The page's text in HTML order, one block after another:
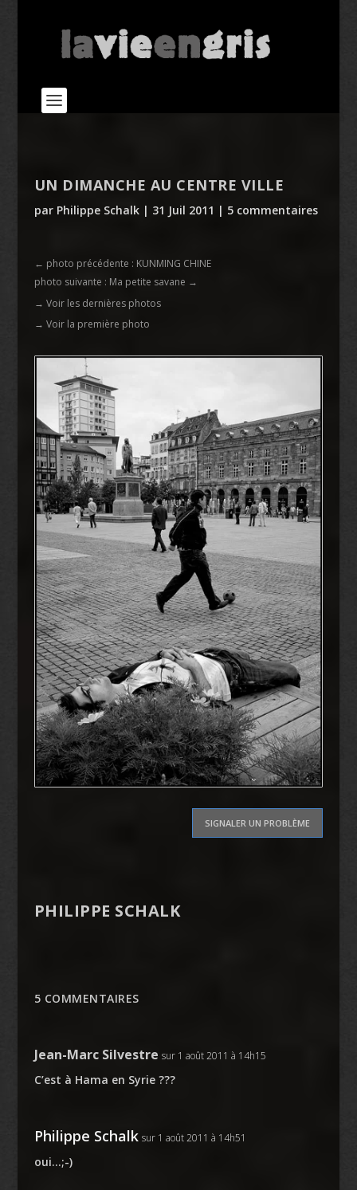
UN DIMANCHE AU CENTRE VILLE
par Philippe Schalk| 31 Juil 2011 | 5 commentaires
← photo précédente : KUNMING CHINE
photo suivante : Ma petite savane →
→ Voir les dernières photos
→ Voir la première photo
SIGNALER UN PROBLÈME
PHILIPPE SCHALK
5 COMMENTAIRES
Jean-Marc Silvestre sur 1 août 2011 à 14h15
C’est à Hama en Syrie ???
Philippe Schalk sur 1 août 2011 à 14h51
oui…;-)